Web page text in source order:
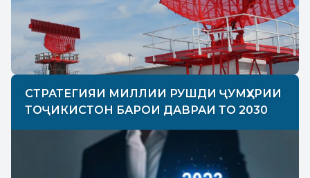
СТРАТЕГИЯИ МИЛЛИИ РУШДИ ҶУМҲУРИИ
ТОҶИКИСТОН БАРОИ ДАВРАИ ТО 2030